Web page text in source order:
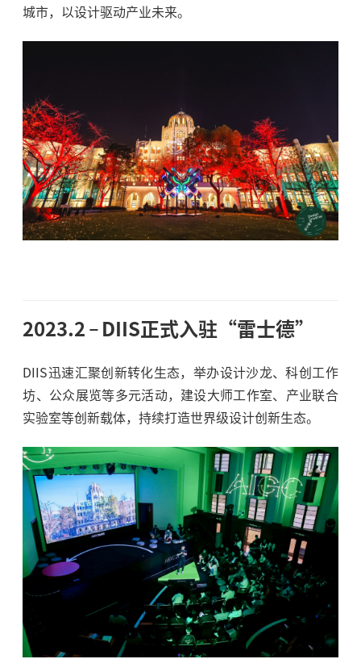
城市，以设计驱动产业未来。
2023.2 DIIS正式入驻“雷士德”
DIIS迅速汇聚创新转化生态，举办设计沙龙、科创工作
坊、公众展览等多元活动，建设大师工作室、产业联合
实验室等创新载体，持续打造世界级设计创新生态。